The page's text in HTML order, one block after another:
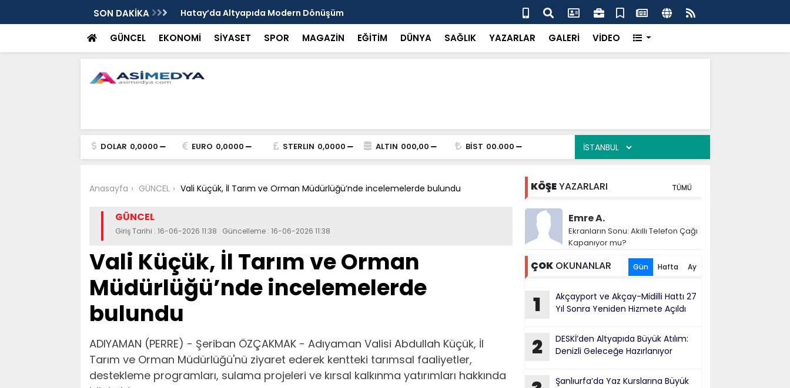
SON DAKİKA
Dönüşümde Kritik Aşama Hatay’da Altyapıda Modern Dönüşüm Başkan Tutdere Sahada Çalışmaları İnceledi
GÜNCEL EKONOMİ SİYASET SPOR MAGAZİN EĞİTİM DÜNYA SAĞLIK YAZARLAR GALERİ VİDEO
DOLAR 0,0000 EURO 0,0000 STERLIN 0,0000 ALTIN 000,00 BİST 00.000
Anasayfa GÜNCEL Vali Küçük, İl Tarım ve Orman Müdürlüğü’nde incelemelerde bulundu
GÜNCEL
Giriş Tarihi : 16-06-2026 11:38 Güncelleme : 16-06-2026 11:38
Vali Küçük, İl Tarım ve Orman
Müdürlüğü’nde incelemelerde
bulundu
ADIYAMAN (PERRE) - Şeriban ÖZÇAKMAK - Adıyaman Valisi Abdullah Küçük, İl
Tarım ve Orman Müdürlüğü'nü ziyaret ederek kentteki tarımsal faaliyetler,
destekleme programları, sulama projeleri ve kırsal kalkınma yatırımları hakkında
KÖŞEYAZARLARI TÜMÜ
Emre A.
Ekranların Sonu: Akıllı Telefon Çağı
Kapanıyor mu?
ÇOKOKUNANLAR Gün Hafta Ay
1
Akçayport ve Akçay-Midilli Hattı 27
Yıl Sonra Yeniden Hizmete Açıldı
2
DESKİ’den Altyapıda Büyük Atılım:
Denizli Geleceğe Hazırlanıyor
Şanlıurfa’da Yaz Kurslarına Büyük